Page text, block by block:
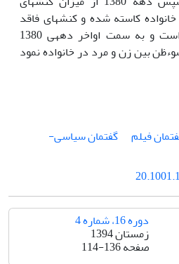
کاسته شده و کنش‏های فاقد
محبت جای آن را گرفته است و به سمت اواخر دهه‏ی 1380
بین زن و مرد در خانواده نمود
فیلم
گفتمان سیاسی-
دوره 16، شماره 4
زمستان 1394
صفحه114-136